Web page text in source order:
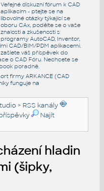
Veřejné diskuzní fórum k CAD
aplikacím - ptejte se na
libovolné otázky týkající se
oboru CAx, podělte se o vaše
znalosti a zkušenosti s
programy AutoCAD, Inventor,
CAD/BIM/PDM aplikacemi.
váš příspěvek do
o CAD Fóru. Nechcete se
poradně.
firmy ARKANCE (CAD
funguje na
> RSS kanály
Najít
hladin
(šipky,